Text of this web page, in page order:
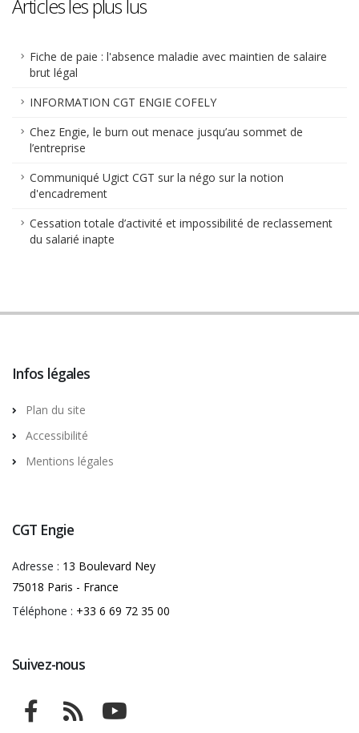
Articles les plus lus
Fiche de paie : l'absence maladie avec maintien de salaire
brut légal
INFORMATION CGT ENGIE COFELY
Chez Engie, le burn out menace jusqu’au sommet de
l’entreprise
Communiqué Ugict CGT sur la négo sur la notion
d'encadrement
Cessation totale d’activité et impossibilité de reclassement
du salarié inapte
Infos légales
Plan du site
Accessibilité
Mentions légales
CGT Engie
Adresse : 13 Boulevard Ney
75018 Paris - France
Téléphone : +33 6 69 72 35 00
Suivez-nous